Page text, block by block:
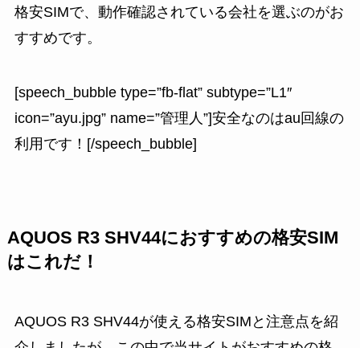
格安SIMで、動作確認されている会社を選ぶのがお
すすめです。
[speech_bubble type=”fb-flat” subtype=”L1″
icon=”ayu.jpg” name=”管理人”]安全なのはau回線の
利用です！[/speech_bubble]
AQUOS R3 SHV44におすすめの格安SIM
はこれだ！
AQUOS R3 SHV44が使える格安SIMと注意点を紹